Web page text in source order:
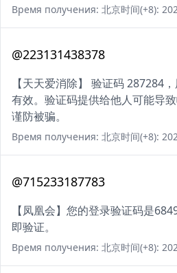
Время получения: 北京时间(+8):
@223131438378
【天天爱消除】 验证码 287284
有效。验证码提供给他人可能导
谨防被骗。
Время получения: 北京时间(+8):
@715233187783
【凤凰会】您的登录验证码是
即验证。
Время получения: 北京时间(+8):